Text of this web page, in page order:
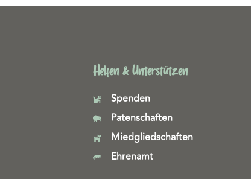
Helfen & Unterstützen
Spenden
Patenschaften
Miedgliedschaften
Ehrenamt